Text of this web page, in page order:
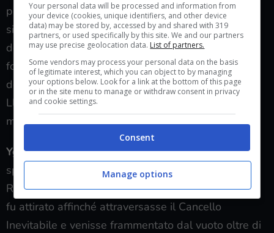
più recenti, nel caso della Dinastia Oroskh, la
situazione è stata ulteriormente peggiorata a causa
delle macchinazioni dell’Arcamondo Alaitoc, ma
forse il rapido decadimento di queste Dinastie è
dovuto al loro coinvolgimento nella distruzione di
Llandu’gor, di conseguenza collegata a questo
misterioso Cancello di Sokar.
Yggra’nya, il Plasmatore di Mondi, fu vincolato e
spezzato dai suoi stessi poteri;Thyssak’lha
Rovina Ambulante, l’Ombra che Avvizzisce i Mondi,
fu attirato affinché attraversasse il Cancello
Inevitabile e venisse frammentato dal vuoto oltre di
Your personal data will be processed and information from
your device (cookies, unique identifiers, and other device
data) may be stored by, accessed by and shared with 319
partners, or used specifically by this site. We and our partners
may use precise geolocation data. List of partners.
Some vendors may process your personal data on the basis
of legitimate interest, which you can object to by managing
your options below. Look for a link at the bottom of this page
or in the site menu to manage or withdraw consent in privacy
and cookie settings.
Consent
Manage options